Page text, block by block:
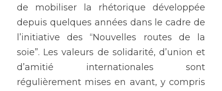
de mobiliser la rhétorique développée
depuis quelques années dans le cadre de
l’initiative des “Nouvelles routes de la
soie”. Les valeurs de solidarité, d’union et
d’amitié internationales sont
régulièrement mises en avant, y compris